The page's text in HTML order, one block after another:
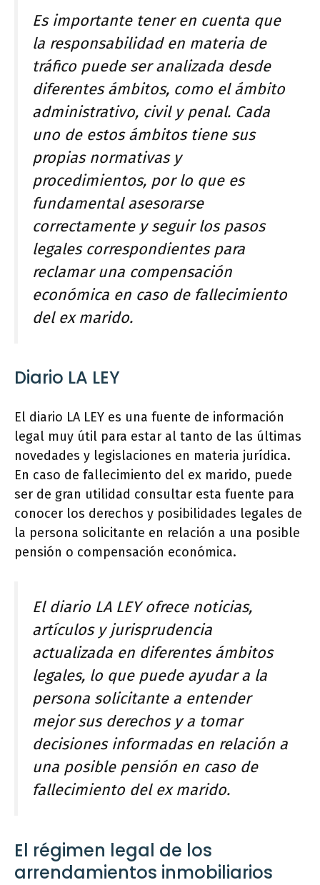
Es importante tener en cuenta que
la responsabilidad en materia de
tráfico puede ser analizada desde
diferentes ámbitos, como el ámbito
administrativo, civil y penal. Cada
uno de estos ámbitos tiene sus
propias normativas y
procedimientos, por lo que es
fundamental asesorarse
correctamente y seguir los pasos
legales correspondientes para
reclamar una compensación
económica en caso de fallecimiento
del ex marido.
Diario LA LEY
El diario LA LEY es una fuente de información
legal muy útil para estar al tanto de las últimas
novedades y legislaciones en materia jurídica.
En caso de fallecimiento del ex marido, puede
ser de gran utilidad consultar esta fuente para
conocer los derechos y posibilidades legales de
la persona solicitante en relación a una posible
pensión o compensación económica.
El diario LA LEY ofrece noticias,
artículos y jurisprudencia
actualizada en diferentes ámbitos
legales, lo que puede ayudar a la
persona solicitante a entender
mejor sus derechos y a tomar
decisiones informadas en relación a
una posible pensión en caso de
fallecimiento del ex marido.
El régimen legal de los
arrendamientos inmobiliarios